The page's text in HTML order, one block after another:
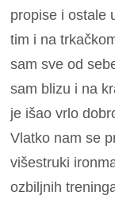
propise i ostale
tim i na
sam sve od
sam blizu i na
je išao vrlo
Vlatko nam se
višestruki
ozbiljnih